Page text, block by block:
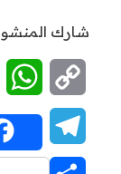
شارك
Copy
Link